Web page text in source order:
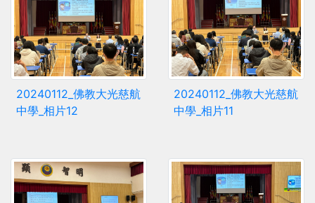
20240112_佛教大光慈航
中學_相片12
20240112_佛教大光慈航
中學_相片11